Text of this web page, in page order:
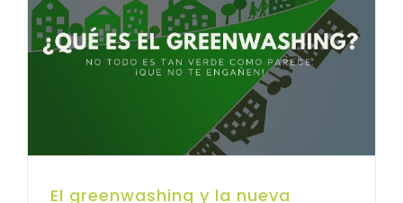
El greenwashing y la nueva